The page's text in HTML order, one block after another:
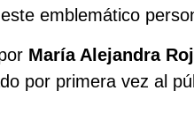
emblemático
María Alejandra
por primera vez al